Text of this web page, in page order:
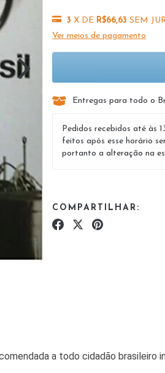
3 X DE R$66,63 SEM
Ver meios de pagamento
Entregas para todo o
Pedidos recebidos até às
feitos após esse horário
portanto a alteração na
COMPARTILHAR:
a todo cidadão brasileiro